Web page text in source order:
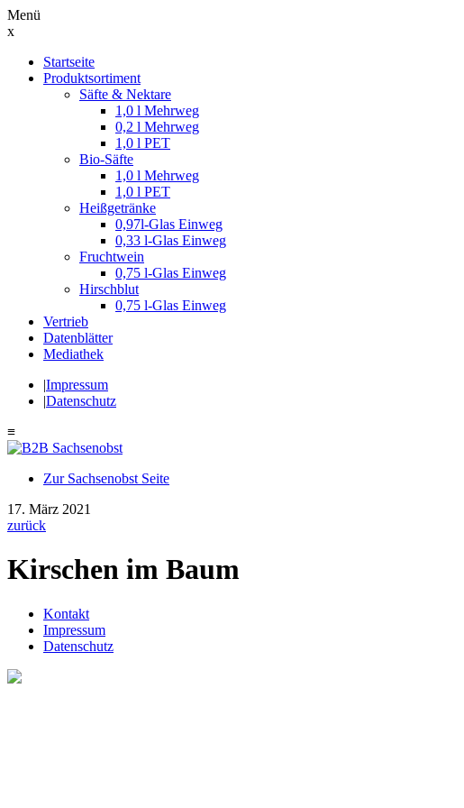
Menü
x
nach:
Startseite
Produktsortiment
Säfte & Nektare
1,0 l Mehrweg
0,2 l Mehrweg
1,0 l PET
Bio-Säfte
1,0 l Mehrweg
1,0 l PET
Heißgetränke
0,97l-Glas Einweg
0,33 l-Glas Einweg
Fruchtwein
0,75 l-Glas Einweg
Hirschblut
0,75 l-Glas Einweg
Vertrieb
Datenblätter
Mediathek
|Impressum
|Datenschutz
≡
Zur Sachsenobst Seite
Suche
nach:
17. März 2021
zurück
Kirschen im Baum
Kontakt
Impressum
Datenschutz